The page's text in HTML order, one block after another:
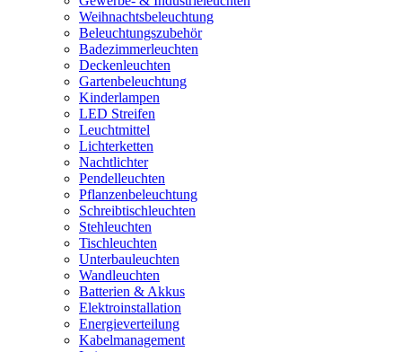
Weihnachtsbeleuchtung
Beleuchtungszubehör
Badezimmerleuchten
Deckenleuchten
Gartenbeleuchtung
Kinderlampen
LED Streifen
Leuchtmittel
Lichterketten
Nachtlichter
Pendelleuchten
Pflanzenbeleuchtung
Schreibtischleuchten
Stehleuchten
Tischleuchten
Unterbauleuchten
Wandleuchten
Batterien & Akkus
Elektroinstallation
Energieverteilung
Kabelmanagement